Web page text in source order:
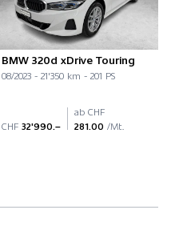
BMW 320d xDrive Touring
08/2023 - 21'350 km - 201 PS
CHF 32'990.–
ab CHF
281.00 /Mt.